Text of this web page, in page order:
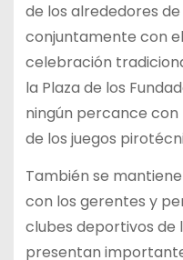
de los alrededores
conjuntamente con
celebración
la Plaza de los
ningún percance
de los juegos
También se
con los gerentes y
clubes deportivos de
presentan